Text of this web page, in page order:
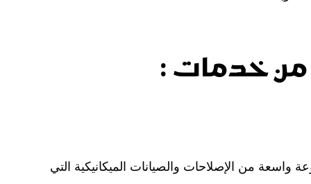
من خدمات :
من الإصلاحات والصيانات الميكانيكية التي